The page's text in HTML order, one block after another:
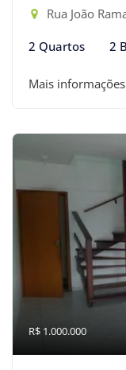
Rua João
2 Quartos 2
Mais informações
R$ 1.000.000